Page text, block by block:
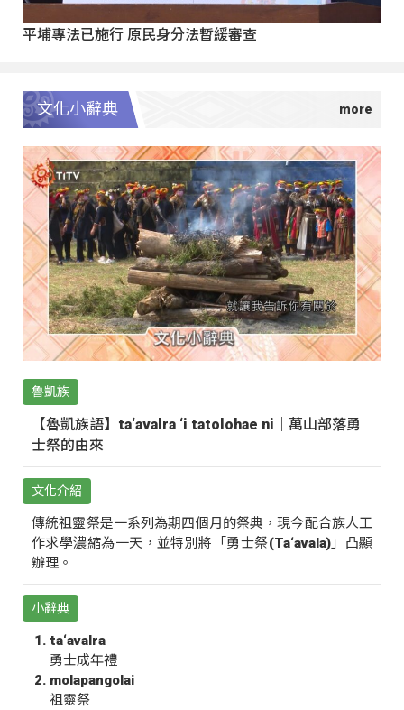
平埔專法已施行 原民身分法暫緩審查
文化小辭典
魯凱族
【魯凱族語】ta‘avalra ‘i tatolohae ni｜萬山部落勇
士祭的由來
文化介紹
傳統祖靈祭是一系列為期四個月的祭典，現今配合族人工
作求學濃縮為一天，並特別將「勇士祭(Ta‘avala)」凸顯
辦理。
小辭典
ta‘avalra
勇士成年禮
molapangolai
祖靈祭